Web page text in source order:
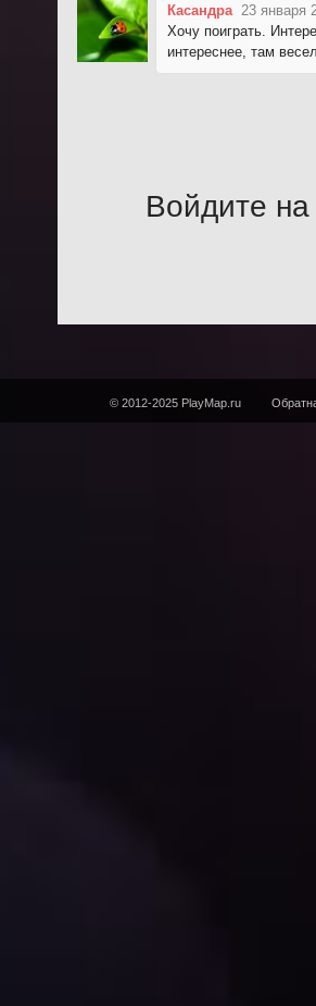
Касандра 23 января
Хочу поиграть.
интереснее, там
Войдите на
© 2012-2025 PlayMap.ru